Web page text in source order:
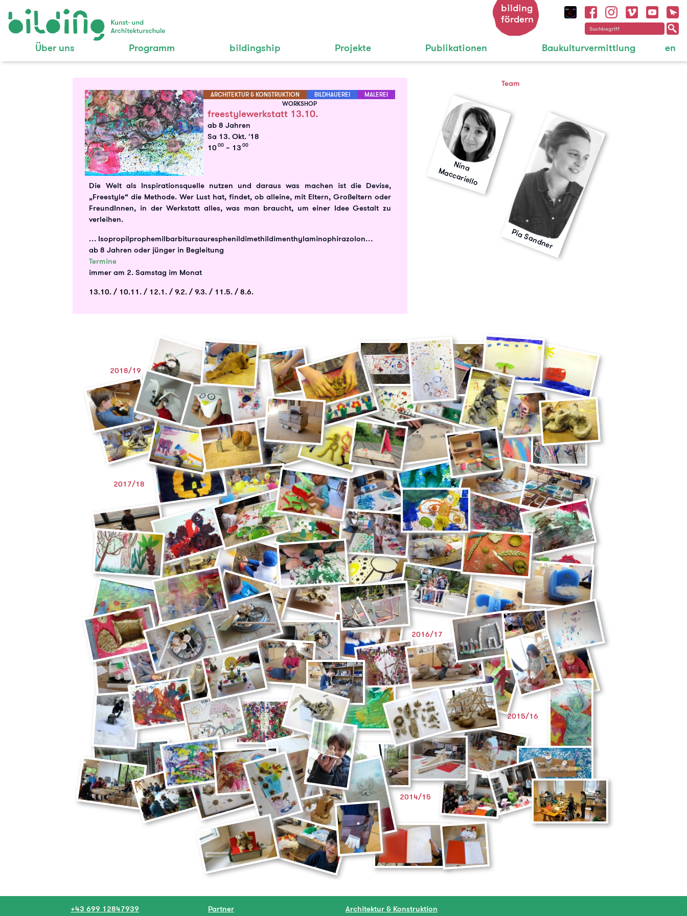
Über uns Programm bildingship Projekte Publikationen Baukulturvermittlung en
bilding
fördern
ARCHITEKTUR & KONSTRUKTION BILDHAUEREI
MALEREI
WORKSHOP
freestylewerkstatt 13.10.
ab 8 Jahren
Sa 13. Okt. '18
10 00 – 13 00
Die Welt als Inspirationsquelle nutzen und daraus was machen ist die Devise,
„Freestyle“ die Methode. Wer Lust hat, findet, ob alleine, mit Eltern, Großeltern oder
FreundInnen, in der Werkstatt alles, was man braucht, um einer Idee Gestalt zu
verleihen.
… Isopropilprophemilbarbitursauresphenildimethildimenthylaminophirazolon…
ab 8 Jahren oder jünger in Begleitung
Termine
immer am 2. Samstag im Monat
13.10. / 10.11. / 12.1. / 9.2. / 9.3. / 11.5. / 8.6.
Team
N
in
a
M
a
c
c
a
rie
llo
Pia Sandner
2018/19
2017/18
2016/17
2015/16
2014/15
+43 699 12847939 Partner Architektur & Konstruktion